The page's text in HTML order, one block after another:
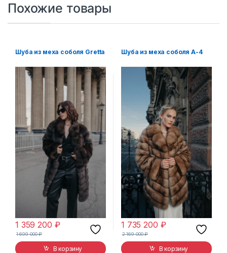
Похожие товары
Шуба из меха соболя Gretta
1 359 200 ₽
1 699 000₽
В корзину
Шуба из меха соболя А-4
1 735 200 ₽
2 169 000₽
В корзину